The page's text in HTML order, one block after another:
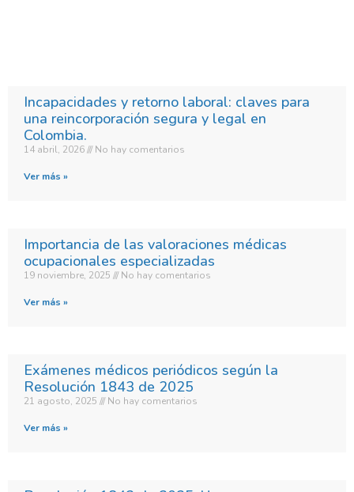
Incapacidades y retorno laboral: claves para
una reincorporación segura y legal en
Colombia.​
14 abril, 2026 No hay comentarios
Ver más »
Importancia de las valoraciones médicas
ocupacionales especializadas
19 noviembre, 2025 No hay comentarios
Ver más »
Exámenes médicos periódicos según la
Resolución 1843 de 2025
21 agosto, 2025 No hay comentarios
Ver más »